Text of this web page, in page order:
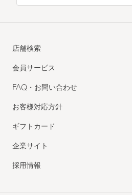
店舗検索
会員サービス
FAQ・お問い合わせ
お客様対応方針
ギフトカード
企業サイト
採用情報